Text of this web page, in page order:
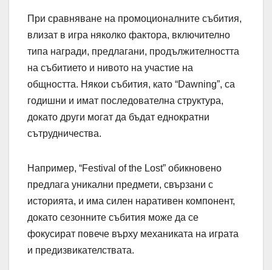
При сравняване на промоционалните събития,
влизат в игра няколко фактора, включително
типа награди, предлагани, продължителността
на събитието и нивото на участие на
общността. Някои събития, като “Dawning”, са
годишни и имат последователна структура,
докато други могат да бъдат еднократни
сътрудничества.
Например, “Festival of the Lost” обикновено
предлага уникални предмети, свързани с
историята, и има силен наративен компонент,
докато сезонните събития може да се
фокусират повече върху механиката на играта
и предизвикателствата.